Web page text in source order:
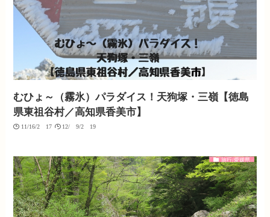
むひょ～（霧氷）パラダイス！天狗塚・三嶺【徳島
県東祖谷村／高知県香美市】
11/16/2017 12/09/2019
旅行/愛媛県